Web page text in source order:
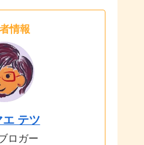
情報
エ テツ
ロガー